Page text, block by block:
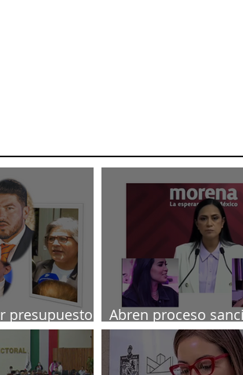
presupuesto
Abren proceso
diputadas poblanas